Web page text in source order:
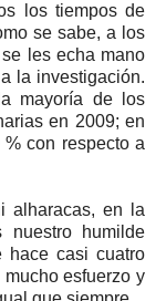
los tiempos de
se sabe, a los
les echa mano
la investigación.
mayoría de los
en 2009; en
con respecto a
alharacas, en la
nuestro humilde
hace casi cuatro
esfuerzo y